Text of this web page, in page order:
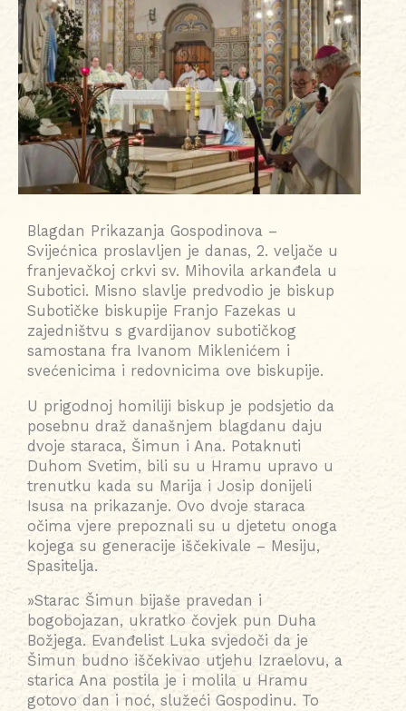
Blagdan Prikazanja Gospodinova –
Svijećnica proslavljen je danas, 2. veljače u
franjevačkoj crkvi sv. Mihovila arkanđela u
Subotici. Misno slavlje predvodio je biskup
Subotičke biskupije Franjo Fazekas u
zajedništvu s gvardijanov subotičkog
samostana fra Ivanom Miklenićem i
svećenicima i redovnicima ove biskupije.
U prigodnoj homiliji biskup je podsjetio da
posebnu draž današnjem blagdanu daju
dvoje staraca, Šimun i Ana. Potaknuti
Duhom Svetim, bili su u Hramu upravo u
trenutku kada su Marija i Josip donijeli
Isusa na prikazanje. Ovo dvoje staraca
očima vjere prepoznali su u djetetu onoga
kojega su generacije iščekivale – Mesiju,
Spasitelja.
»Starac Šimun bijaše pravedan i
bogobojazan, ukratko čovjek pun Duha
Božjega. Evanđelist Luka svjedoči da je
Šimun budno iščekivao utjehu Izraelovu, a
starica Ana postila je i molila u Hramu
gotovo dan i noć, služeći Gospodinu. To